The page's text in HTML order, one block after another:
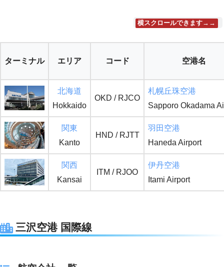
横スクロールできます→→
ターミナル エリア コード 空港名
北海道
Hokkaido
OKD / RJCO
札幌丘珠空港
Sapporo Okadama
関東
Kanto
HND / RJTT
羽田空港
Haneda Airport
関西
Kansai
ITM / RJOO
伊丹空港
Itami Airport
三沢空港 国際線